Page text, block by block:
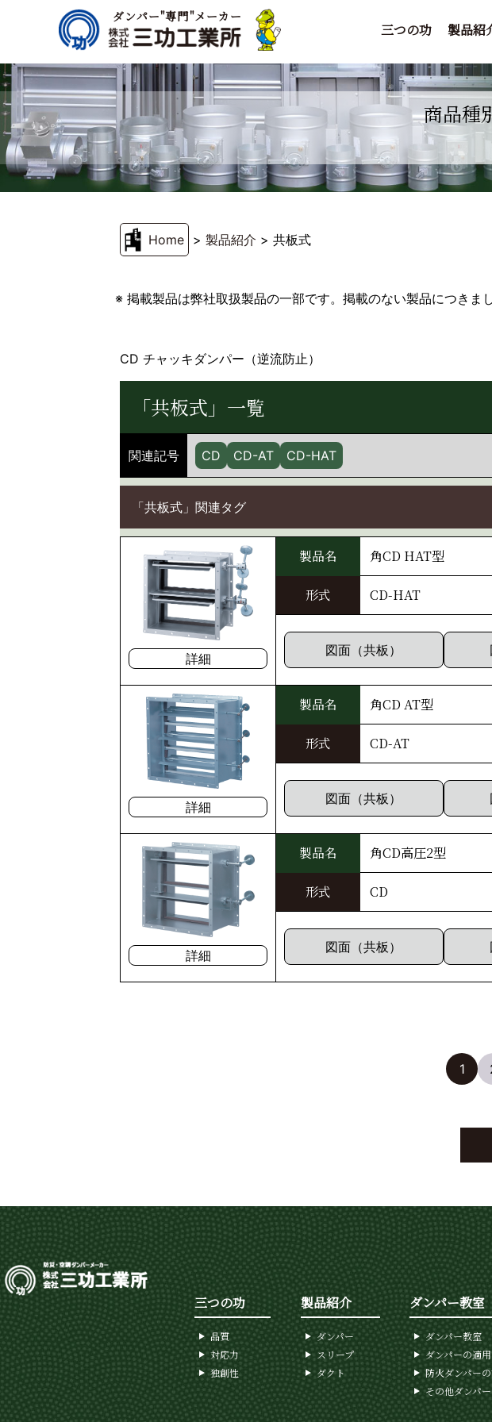
ダンパー"専門"メーカー
三つの功 製品紹
商品種
Home > 製品紹介 > 共板式
※ 掲載製品は弊社取扱製品の一部です。掲載のない製品につきま
CD チャッキダンパー（逆流防止）
「共板式」一覧
関連記号 CD CD-AT CD-HAT
「共板式」関連タグ
詳細
製品名 角CD HAT型
形式 CD-HAT
図面（共板）
詳細
製品名 角CD AT型
形式 CD-AT
図面（共板）
詳細
製品名 角CD高圧2型
形式 CD
図面（共板）
1
三つの功
品質
対応力
独創性
製品紹介
ダンパー
スリープ
ダクト
ダンパー教室
ダンパー教室
ダンパーの適用
防火ダンパー
その他ダンパ